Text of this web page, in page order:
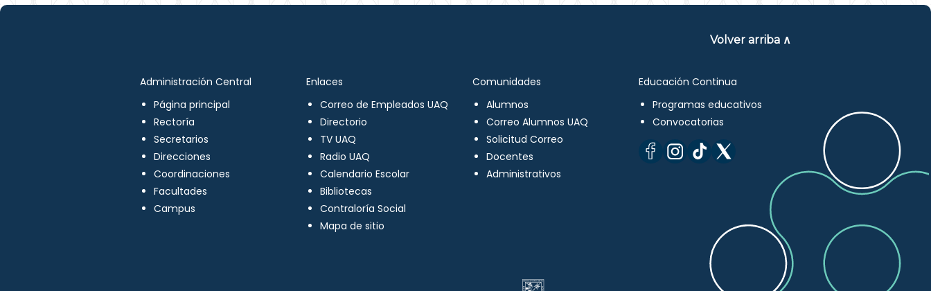
Volver arriba ∧
Administración Central
Página principal
Rectoría
Secretarios
Direcciones
Coordinaciones
Facultades
Campus
Enlaces
Correo de Empleados UAQ
Directorio
TV UAQ
Radio UAQ
Calendario Escolar
Bibliotecas
Contraloría Social
Mapa de sitio
Comunidades
Alumnos
Correo Alumnos UAQ
Solicitud Correo
Docentes
Administrativos
Educación Continua
Programas educativos
Convocatorias